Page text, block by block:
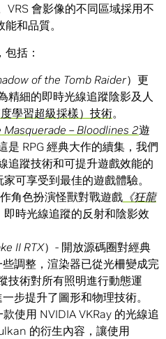
VRS 會影像的不同區域採用不
和品質。
括：
of the Tomb Raider）更
精細的即時光線追蹤陰影及人
學習超級採樣）技術。
Masquerade – Bloodlines 2遊
是 RPG 經典大作的續集，我們
追蹤技術和可提升遊戲效能的
可享受到最佳的遊戲體驗。
角色扮演怪獸對戰遊戲 《狂龍
即時光線追蹤的反射和陰影效
II RTX）- 開放源碼圈對經典
調整，渲染器已從光柵變成完
技術對所有照明進行動態運
步提升了圖形和物理技術。
款使用 NVIDIA VKRay 的光線追
的衍生內容，讓使用